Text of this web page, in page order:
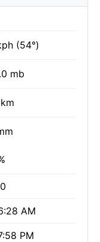
(54°)
mb
AM
PM